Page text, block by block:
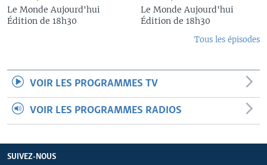
Le Monde Aujourd'hui
Édition de 18h30
Le Monde Aujourd'hui
Édition de 18h30
Tous les épisodes
VOIR LES PROGRAMMES TV
VOIR LES PROGRAMMES RADIOS
SUIVEZ-NOUS